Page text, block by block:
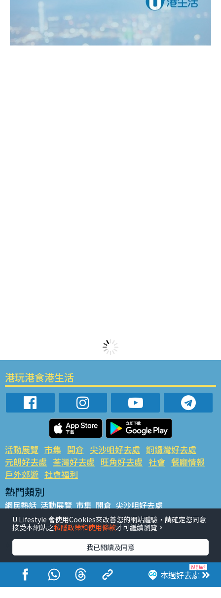
本週好去處
港玩港食港生活
活動展覽 市集 開倉 尖沙咀好去處 銅鑼灣好去處
元朗好去處 荃灣好去處 旺角好去處 社會 餐廳情報
戶外郊遊 社會福利
熱門類別
網民熱話 活動展覽 市集 開倉 尖沙咀好去處
銅鑼灣好去處 元朗好去處 荃灣好去處 旺角好去處 社會
餐廳情報 戶外郊遊
熱門標籤
#UGO搵好去處 #人氣活動推介 #美食社群熱話
#親子玩樂好去處
#ULifestyle應用程式
#限時搶
#UJetso禮物放送
#ULifestyle商戶中心 #著數 #網絡熱話
U Lifestyle 會使用Cookies來改善您的網站體驗，請確定您同意
接受本網站之私隱政策和使用條款才可繼續瀏覽。
我已閱讀及同意